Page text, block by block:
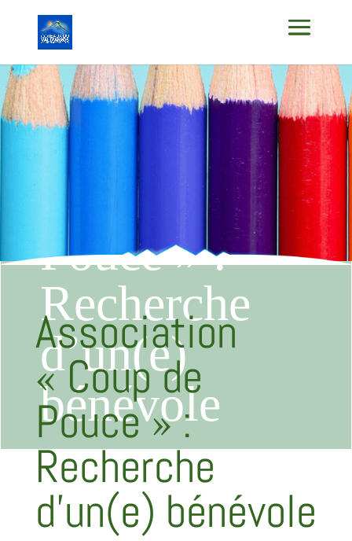
Association
« Coup de
Pouce » :
Recherche
d’un(e)
bénévole
Association
« Coup de
Pouce » :
Recherche
d’un(e) bénévole